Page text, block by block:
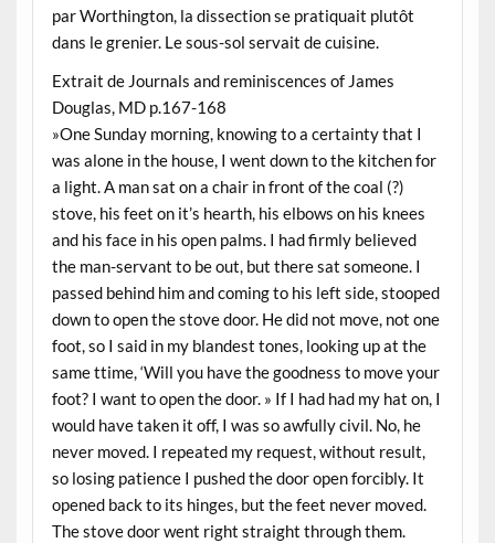
par Worthington, la dissection se pratiquait plutôt
dans le grenier. Le sous-sol servait de cuisine.
Extrait de Journals and reminiscences of James
Douglas, MD p.167-168
»One Sunday morning, knowing to a certainty that I
was alone in the house, I went down to the kitchen for
a light. A man sat on a chair in front of the coal (?)
stove, his feet on it’s hearth, his elbows on his knees
and his face in his open palms. I had firmly believed
the man-servant to be out, but there sat someone. I
passed behind him and coming to his left side, stooped
down to open the stove door. He did not move, not one
foot, so I said in my blandest tones, looking up at the
same ttime, ‘Will you have the goodness to move your
foot? I want to open the door. » If I had had my hat on, I
would have taken it off, I was so awfully civil. No, he
never moved. I repeated my request, without result,
so losing patience I pushed the door open forcibly. It
opened back to its hinges, but the feet never moved.
The stove door went right straight through them.